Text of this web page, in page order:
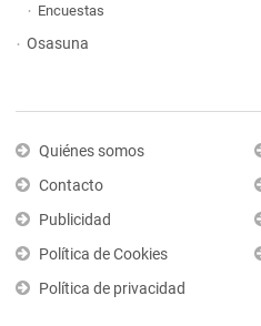
Encuestas
Osasuna
Quiénes somos
Contacto
Publicidad
Política de Cookies
Política de privacidad